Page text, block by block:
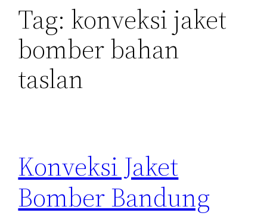
Tag: konveksi jaket
bomber bahan
taslan
Konveksi Jaket
Bomber Bandung